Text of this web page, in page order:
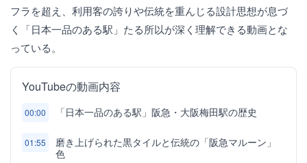
フラを超え、利用客の誇りや伝統を重んじる設計思想が息づ
く「日本一品のある駅」たる所以が深く理解できる動画とな
っている。
YouTubeの動画内容
00:00 「日本一品のある駅」阪急・大阪梅田駅の歴史
01:55
磨き上げられた黒タイルと伝統の「阪急マルーン」
色